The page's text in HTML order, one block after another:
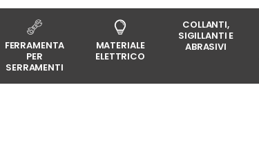
FERRAMENTA
PER
SERRAMENTI
MATERIALE
ELETTRICO
COLLANTI,
SIGILLANTI E
ABRASIVI